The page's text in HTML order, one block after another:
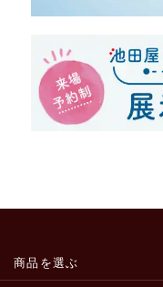
商品を選ぶ